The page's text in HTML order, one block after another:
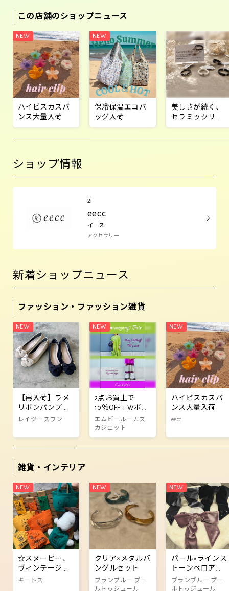
この店舗のショップニュース
ハイビスカスバ
ンス大量入荷
保冷保温エコバ
ッグ入荷
美しさが続く、
セラミックリン
グ
ショップ情報
2F
eecc
イース
アクセサリー
新着ショップニュース
ファッション・ファッション雑貨
【再入荷】ラメ
リボンパンプス
✨
レイジースワン
2点お買上で
10％OFF + Wポイ
ント！
エムビールーカス
カシェット
ハイビスカスバ
ンス大量入荷
eecc
雑貨・インテリア
☆スヌーピー、
ヴィンテージ商
品☆
キートス
クリア×メタルバ
ングルセット
ブランブルー プー
ルトゥジュール
パール×ラインス
トーンベロアフ
ックポニー
ブランブルー プー
ルトゥジュール